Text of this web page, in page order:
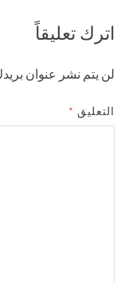
اترك تعليقاً
لن يتم نشر عنوان
التعليق *